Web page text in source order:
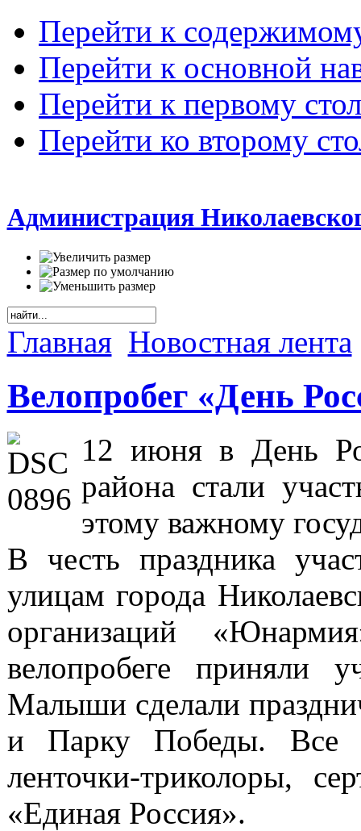
Перейти к
Перейти к основной
Перейти к первому
Перейти ко второму
Администрация
Главная Новостная лента
Велопробег «День
12 июня в День
района стали
этому важному
В честь праздника
улицам города
организаций
велопробеге приняли
Малыши сделали
и Парку Победы. Все
ленточки-триколоры,
«Единая Россия».